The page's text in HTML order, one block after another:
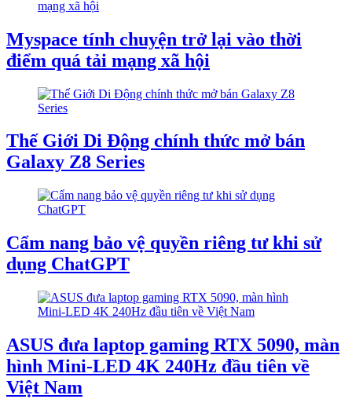
Myspace tính chuyện trở lại vào thời
điểm quá tải mạng xã hội
Thế Giới Di Động chính thức mở bán
Galaxy Z8 Series
Cẩm nang bảo vệ quyền riêng tư khi sử
dụng ChatGPT
ASUS đưa laptop gaming RTX 5090, màn
hình Mini-LED 4K 240Hz đầu tiên về
Việt Nam